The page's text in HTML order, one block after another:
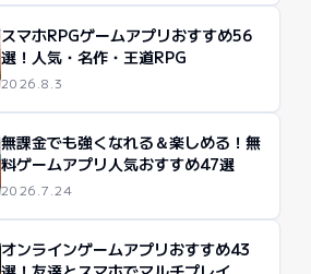
スマホRPGゲームアプリおすすめ56
選！人気・名作・王道RPG
2026.8.3
無課金でも強くなれる＆楽しめる！無
料ゲームアプリ人気おすすめ47選
2026.7.24
オンラインゲームアプリおすすめ43